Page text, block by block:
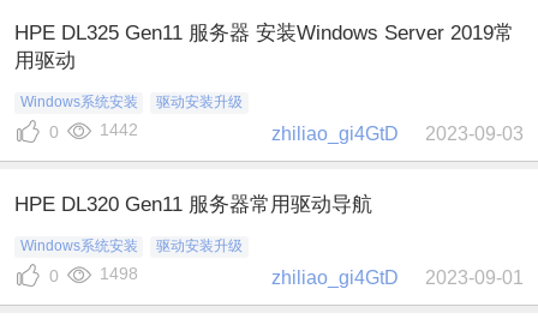
HPE DL325 Gen11 服务器 安装Windows Server 2019常
用驱动
Windows系统安装 驱动安装升级
zhiliao_gi4GtD 2023-09-03
0 1442
HPE DL320 Gen11 服务器常用驱动导航
Windows系统安装 驱动安装升级
zhiliao_gi4GtD 2023-09-01
0 1498